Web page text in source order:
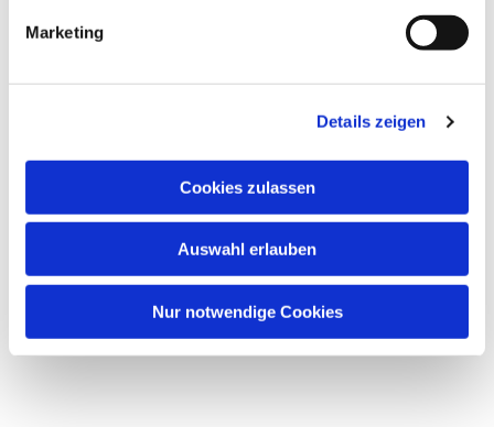
Marketing
Details zeigen
Cookies zulassen
Auswahl erlauben
Nur notwendige Cookies
interessieren